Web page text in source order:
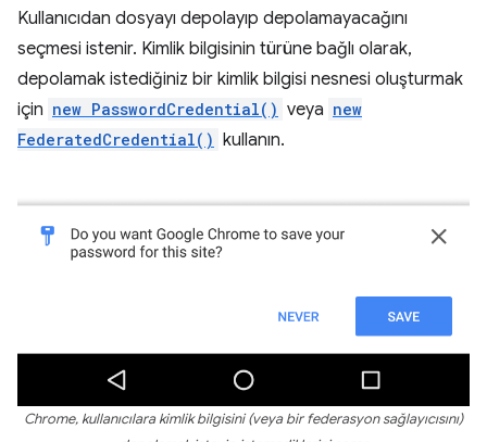
Kullanıcıdan dosyayı depolayıp depolamayacağını
seçmesi istenir. Kimlik bilgisinin türüne bağlı olarak,
depolamak istediğiniz bir kimlik bilgisi nesnesi oluşturmak
için new PasswordCredential() veya new
FederatedCredential() kullanın.
Chrome, kullanıcılara kimlik bilgisini (veya bir federasyon sağlayıcısını)